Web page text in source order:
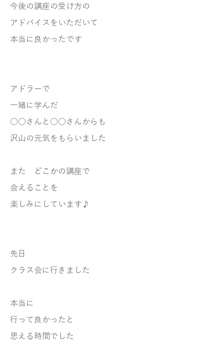
今後の講座の受け方の
アドバイスをいただいて
本当に良かったです
アドラーで
一緒に学んだ
○○さんと○○さんからも
沢山の元気をもらいました
また どこかの講座で
会えることを
楽しみにしています♪
先日
クラス会に行きました
本当に
行って良かったと
思える時間でした